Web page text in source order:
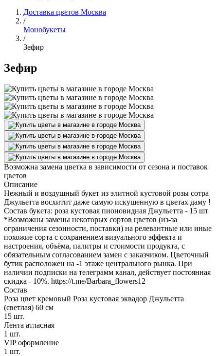
Доставка цветов Москва
/
Монобукеты
/
Зефир
Зефир
Возможна замена цветка в зависимости от сезона и поставок
цветов
Описание
Нежный и воздушный букет из элитной кустовой розы сотра
Джульетта восхитит даже самую искушенную в цветах даму !
Состав букета: роза кустовая пионовидная Джульетта - 15 шт
*Возможны замены некоторых сортов цветов (из-за
ограничения сезонности, поставки) на релевантные или иные
похожие сорта с сохранением визуального эффекта и
настроения, объёма, палитры и стоимости продукта, с
обязательным согласованием замен с заказчиком. Цветочный
бутик расположен на -1 этаже центрального рынка. При
наличии подписки на телеграмм канал, действует постоянная
скидка - 10%. https://t.me/Barbara_flowers12
Состав
Роза цвет кремовый Роза кустовая эквадор Джульетта
(светлая) 60 см
15 шт.
Лента атласная
1 шт.
VIP оформление
1 шт.